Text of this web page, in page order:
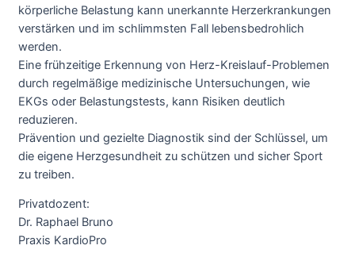
körperliche Belastung kann unerkannte Herzerkrankungen
verstärken und im schlimmsten Fall lebensbedrohlich
werden.
Eine frühzeitige Erkennung von Herz-Kreislauf-Problemen
durch regelmäßige medizinische Untersuchungen, wie
EKGs oder Belastungstests, kann Risiken deutlich
reduzieren.
Prävention und gezielte Diagnostik sind der Schlüssel, um
die eigene Herzgesundheit zu schützen und sicher Sport
zu treiben.
Privatdozent:
Dr. Raphael Bruno
Praxis KardioPro